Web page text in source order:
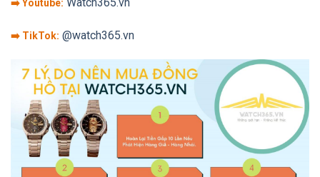
➡️ Youtube:
➡️ TikTok: @watch365.vn